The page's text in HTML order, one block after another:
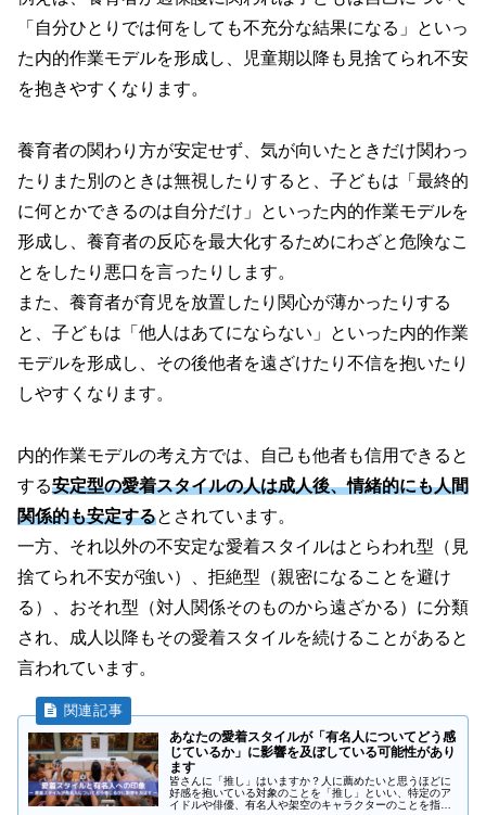
「自分ひとりでは何をしても不充分な結果になる」といっ
た内的作業モデルを形成し、児童期以降も見捨てられ不安
を抱きやすくなります。
養育者の関わり方が安定せず、気が向いたときだけ関わっ
たりまた別のときは無視したりすると、子どもは「最終的
に何とかできるのは自分だけ」といった内的作業モデルを
形成し、養育者の反応を最大化するためにわざと危険なこ
とをしたり悪口を言ったりします。
また、養育者が育児を放置したり関心が薄かったりする
と、子どもは「他人はあてにならない」といった内的作業
モデルを形成し、その後他者を遠ざけたり不信を抱いたり
しやすくなります。
内的作業モデルの考え方では、自己も他者も信用できると
する安定型の愛着スタイルの人は成人後、情緒的にも人間
関係的も安定するとされています。
一方、それ以外の不安定な愛着スタイルはとらわれ型 （見
捨てられ不安が強い）
、拒絶型 （親密になることを避け
る）
、おそれ型 （対人関係そのものから遠ざかる） に分類
され、成人以降もその愛着スタイルを続けることがあると
言われています。
あなたの愛着スタイルが「有名人についてどう感
じているか」に影響を及ぼしている可能性があり
ます
皆さんに「推し」はいますか？人に薦めたいと思うほどに
好感を抱いている対象のことを「推し」といい、特定のア
イドルや俳優、有名人や架空のキャラクターのことを指し